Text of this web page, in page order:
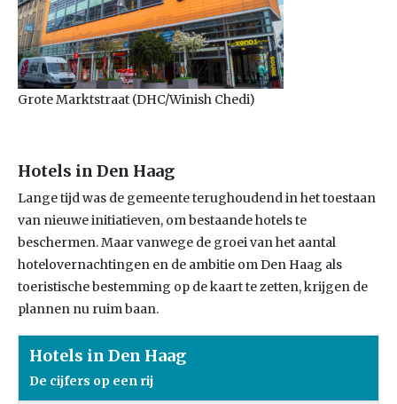
Grote Marktstraat (DHC/Winish Chedi)
Hotels in Den Haag
Lange tijd was de gemeente terughoudend in het toestaan
van nieuwe initiatieven, om bestaande hotels te
beschermen. Maar vanwege de groei van het aantal
hotelovernachtingen en de ambitie om Den Haag als
toeristische bestemming op de kaart te zetten, krijgen de
plannen nu ruim baan.
Hotels in Den Haag
De cijfers op een rij